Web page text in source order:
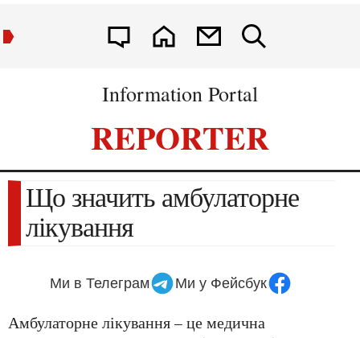
Information Portal
REPORTER
Що значить амбулаторне
лікування
Ми в Телеграм Ми у Фейсбук
Амбулаторне лікування – це медична